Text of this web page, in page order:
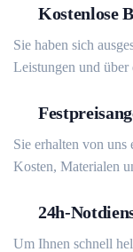
Kostenlose
Sie haben sich
Leistungen und über
Sie erhalten von uns
Kosten, Materialen
24h-
Um Ihnen schnell